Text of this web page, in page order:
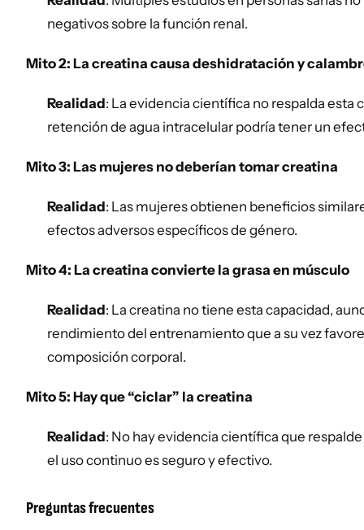
negativos sobre la función renal.
Mito 2: La creatina causa deshidratación y
Realidad: La evidencia científica no respalda esta
retención de agua intracelular podría tener un
Mito 3: Las mujeres no deberían tomar creatina
Realidad: Las mujeres obtienen beneficios
efectos adversos específicos de género.
Mito 4: La creatina convierte la grasa en músculo
Realidad: La creatina no tiene esta capacidad,
rendimiento del entrenamiento que a su vez
composición corporal.
Mito 5: Hay que “ciclar” la creatina
Realidad: No hay evidencia científica que
el uso continuo es seguro y efectivo.
Preguntas frecuentes